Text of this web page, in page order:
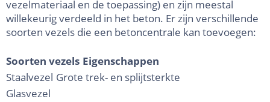
vezelmateriaal en de toepassing) en zijn meestal
willekeurig verdeeld in het beton. Er zijn verschillende
soorten vezels die een betoncentrale kan toevoegen:
Soorten vezels Eigenschappen
Staalvezel Grote trek- en splijtsterkte
Glasvezel